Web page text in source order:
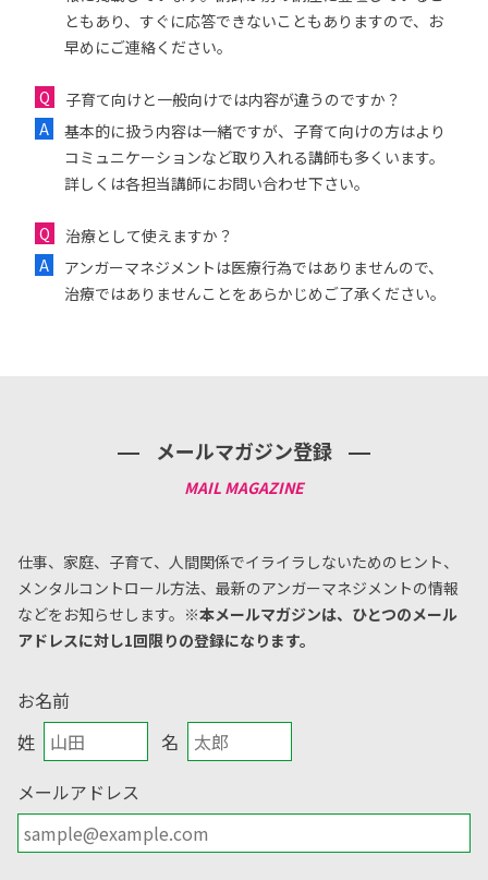
ともあり、すぐに応答できないこともありますので、お
早めにご連絡ください。
子育て向けと一般向けでは内容が違うのですか？
基本的に扱う内容は一緒ですが、子育て向けの方はより
コミュニケーションなど取り入れる講師も多くいます。
詳しくは各担当講師にお問い合わせ下さい。
治療として使えますか？
アンガーマネジメントは医療行為ではありませんので、
治療ではありませんことをあらかじめご了承ください。
メールマガジン登録
仕事、家庭、子育て、人間関係でイライラしないためのヒント、
メンタルコントロール方法、 最新のアンガーマネジメントの情報
などをお知らせします。 ※本メールマガジンは、ひとつのメール
アドレスに対し1回限りの登録になります。
お名前
姓
名
メールアドレス